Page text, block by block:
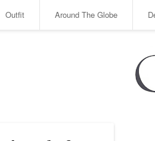
Outfit Around The Globe